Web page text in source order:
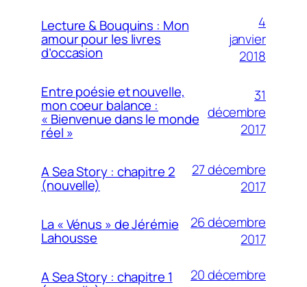
Lecture & Bouquins : Mon
amour pour les livres
d’occasion
4
janvier
2018
Entre poésie et nouvelle,
mon coeur balance :
« Bienvenue dans le monde
réel »
31
décembre
2017
A Sea Story : chapitre 2
(nouvelle)
27 décembre
2017
La « Vénus » de Jérémie
Lahousse
26 décembre
2017
A Sea Story : chapitre 1
20 décembre